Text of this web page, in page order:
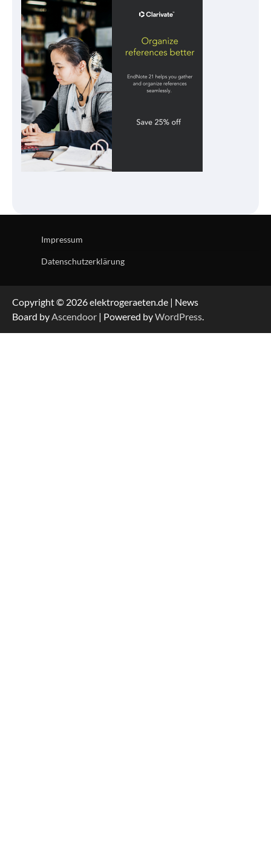
Impressum
Datenschutzerklärung
Copyright © 2026 elektrogeraeten.de | News
Board by Ascendoor | Powered byWordPress